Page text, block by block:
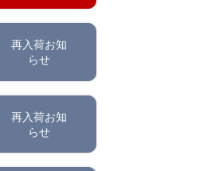
再入荷お知
らせ
再入荷お知
らせ